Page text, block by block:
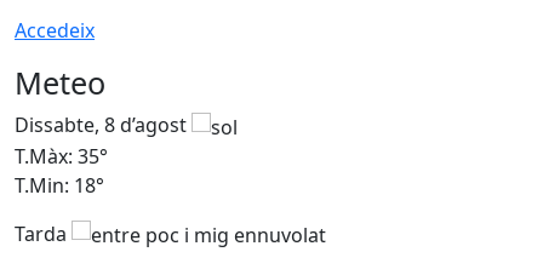
Accedeix
Meteo
Dissabte, 8 d’agost
T.Màx: 35°
T.Min: 18°
Tarda